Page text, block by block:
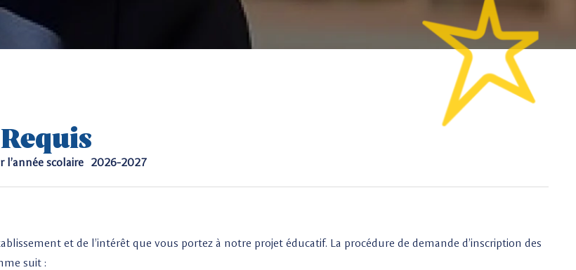
l’année scolaire 2026-2027
et de l’intérêt que vous portez à notre projet éducatif. La procédure de demande d’inscription des
suit :